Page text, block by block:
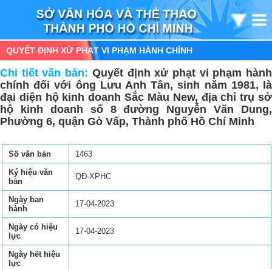
QUYẾT ĐỊNH XỬ PHẠT VI PHẠM HÀNH CHÍNH
Chi tiết văn bản: Quyết định xử phạt vi phạm hành
chính đối với ông Lưu Anh Tân, sinh năm 1981, là
đại diện hộ kinh doanh Sắc Màu New, địa chỉ trụ sở
hộ kinh doanh số 8 đường Nguyễn Văn Dung,
Phường 6, quận Gò Vấp, Thành phố Hồ Chí Minh
Số văn bản
1463
Ký hiệu văn
bản
QĐ-XPHC
Ngày ban
hành
17-04-2023
Ngày có hiệu
lực
17-04-2023
Ngày hết hiệu
lực